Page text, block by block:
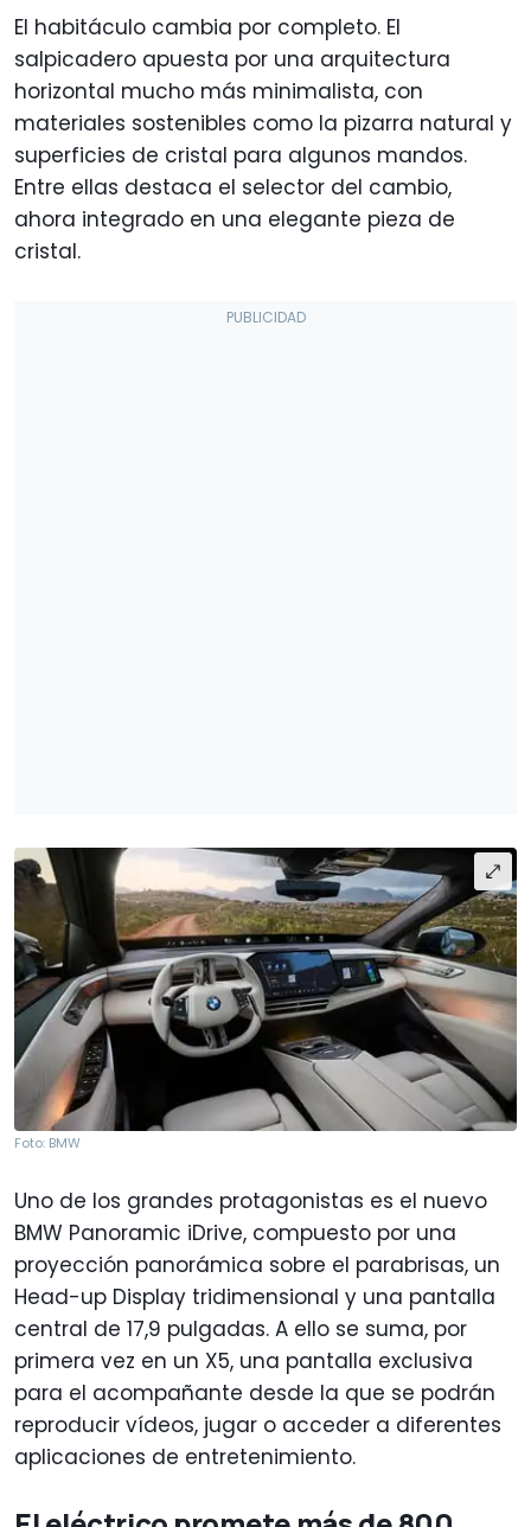
El habitáculo cambia por completo. El
salpicadero apuesta por una arquitectura
horizontal mucho más minimalista, con
materiales sostenibles como la pizarra natural y
superficies de cristal para algunos mandos.
Entre ellas destaca el selector del cambio,
ahora integrado en una elegante pieza de
cristal.
Foto: BMW
Uno de los grandes protagonistas es el nuevo
BMW Panoramic iDrive, compuesto por una
proyección panorámica sobre el parabrisas, un
Head-up Display tridimensional y una pantalla
central de 17,9 pulgadas. A ello se suma, por
primera vez en un X5, una pantalla exclusiva
para el acompañante desde la que se podrán
reproducir vídeos, jugar o acceder a diferentes
aplicaciones de entretenimiento.